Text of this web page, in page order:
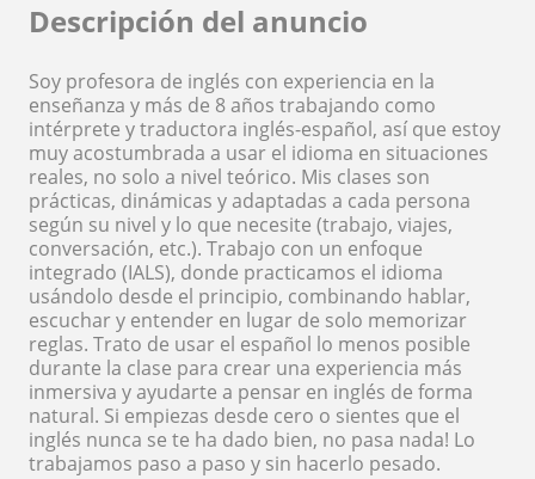
Descripción del anuncio
Soy profesora de inglés con experiencia en la
enseñanza y más de 8 años trabajando como
intérprete y traductora inglés-español, así que estoy
muy acostumbrada a usar el idioma en situaciones
reales, no solo a nivel teórico. Mis clases son
prácticas, dinámicas y adaptadas a cada persona
según su nivel y lo que necesite (trabajo, viajes,
conversación, etc.). Trabajo con un enfoque
integrado (IALS), donde practicamos el idioma
usándolo desde el principio, combinando hablar,
escuchar y entender en lugar de solo memorizar
reglas. Trato de usar el español lo menos posible
durante la clase para crear una experiencia más
inmersiva y ayudarte a pensar en inglés de forma
natural. Si empiezas desde cero o sientes que el
inglés nunca se te ha dado bien, no pasa nada! Lo
trabajamos paso a paso y sin hacerlo pesado.